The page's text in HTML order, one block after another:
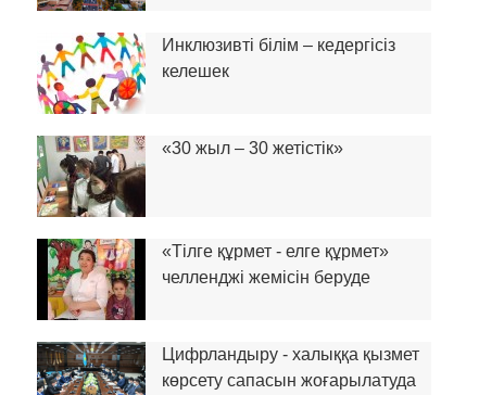
Инклюзивті білім – кедергісіз
келешек
«30 жыл – 30 жетістік»
«Тілге құрмет - елге құрмет»
челленджі жемісін беруде
Цифрландыру - халыққа қызмет
көрсету сапасын жоғарылатуда